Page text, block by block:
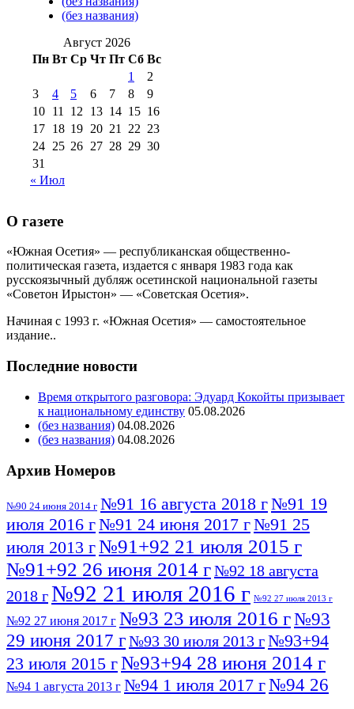
№98 8 августа 2013 г
августа 2012 г
2017 г (9) №99 4 августа 2015 г
№99 8 июля 2014 г
августа 2012 г
(11)
августа 2013 г (12)
(без названия)
Август 2026
Пн Вт Ср Чт Пт Сб Вс
1
2
3
4 5 6 7 8
9
10 11 12 13 14 15 16
17 18 19 20 21 22 23
24 25 26 27 28 29 30
31
« Июл
О газете
«Южная Осетия» — республиканская общественно-
политическая газета, издается с января 1983 года как
русскоязычный дубляж осетинской национальной газеты
«Советон Ирыстон» — «Советская Осетия».
Начиная с 1993 г. «Южная Осетия» — самостоятельное
издание..
Последние новости
Время открытого разговора: Эдуард Кокойты призывает
к национальному единству 05.08.2026
(без названия) 04.08.2026
(без названия) 04.08.2026
Архив Номеров
№90 24 июня 2014 г №91 16 августа 2018 г№91 19
июля 2016 г№91 24 июня 2017 г№91 25
июля 2013 г№91+92 21 июля 2015 г
№91+92 26 июня 2014 г№92 18 августа
2018 г№92 21 июля 2016 г №92 27 июля 2013 г
№92 27 июня 2017 г №93 23 июля 2016 г№93
29 июня 2017 г№93 30 июля 2013 г№93+94
23 июля 2015 г№93+94 28 июня 2014 г
№94 1 августа 2013 г №94 1 июля 2017 г№94 26